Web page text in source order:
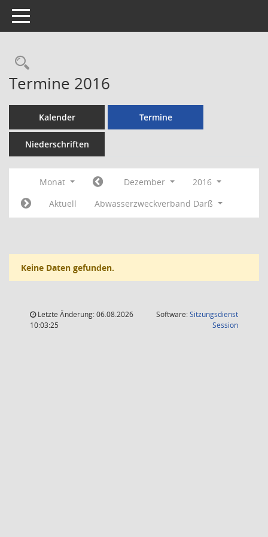
Toggle navigation
Rechercheauswahl
Termine 2016
Kalender Termine
Niederschriften
Monat Dezember
2016
Aktuell
Abwasserzweckverband Darß
Keine Daten gefunden.
Letzte Änderung: 06.08.2026
10:03:25
Software:Sitzungsdienst
Session(Wird in